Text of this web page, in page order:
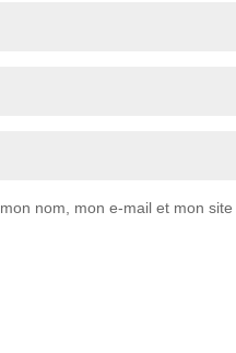
nom, mon e-mail et mon